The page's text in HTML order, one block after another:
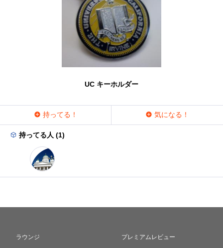
UC キーホルダー
持ってる！ 気になる！
持ってる人 (1)
ラウンジ プレミアムレビュー